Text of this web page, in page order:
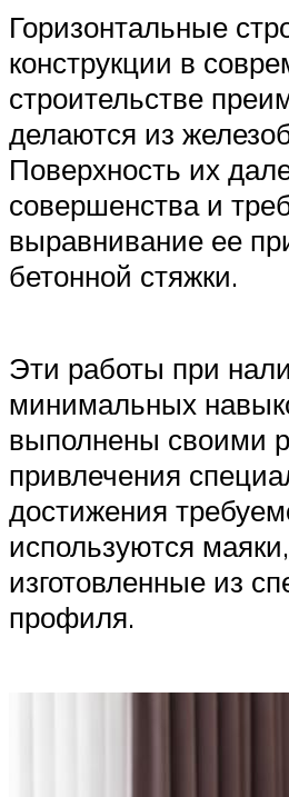
Горизонтальные
конструкции в
строительстве
делаются из
Поверхность их
совершенства и
выравнивание ее
бетонной стяжки.
Эти работы при
минимальных
выполнены своими
привлечения
достижения
используются маяки,
изготовленные из
профиля.